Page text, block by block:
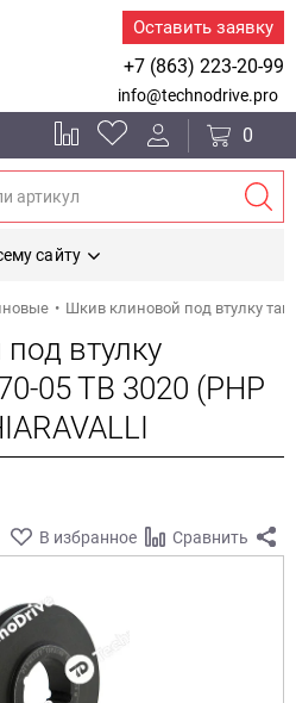
Оставить заявку
+7 (863) 223-20-99
info@technodrive.pro
0
сайту
Шкив клиновой под втулку
втулку
05 TB 3020 (PHP
В избранное Сравнить